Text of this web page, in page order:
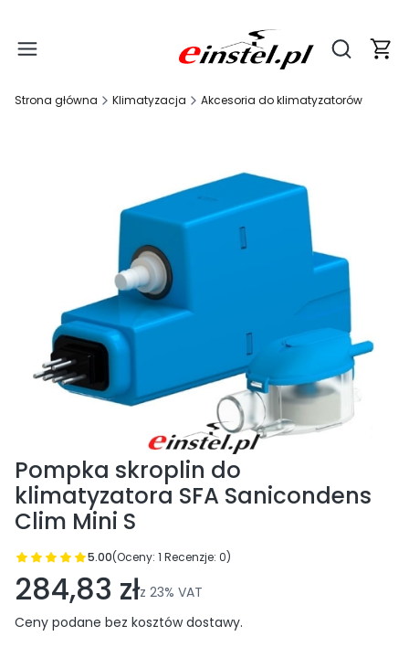
Otwórz
Strona główna Klimatyzacja Akcesoria do klimatyzatorów
Pompka skroplin do
klimatyzatora SFA Sanicondens
Clim Mini S
5.00(Oceny: 1 Recenzje: 0)
Przejdź do sekcji Opinie
284,83 złz 23% VAT
Ceny podane bez kosztów dostawy.